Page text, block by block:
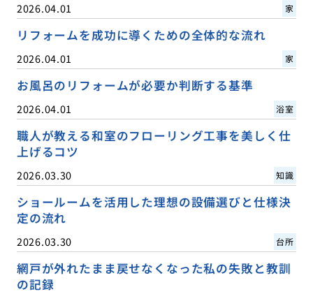
2026.04.01 家
リフォームを成功に導くための全体的な流れ
2026.04.01 家
お風呂のリフォームが必要か判断する基準
2026.04.01 浴室
職人が教える和室のフローリング工事を美しく仕
上げるコツ
2026.03.30 知識
ショールームを活用した理想の設備選びと仕様決
定の流れ
2026.03.30 台所
網戸が外れたまま戻せなくなった私の失敗と教訓
の記録